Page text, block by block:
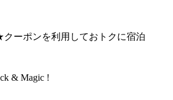
ーポンを利用しておトクに宿泊
& Magic !